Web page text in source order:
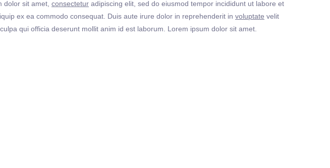
dolor sit amet, consectetur adipiscing elit, sed do eiusmod tempor incididunt ut labore et
ex ea commodo consequat. Duis aute irure dolor in reprehenderit in voluptate velit
qui officia deserunt mollit anim id est laborum. Lorem ipsum dolor sit amet.